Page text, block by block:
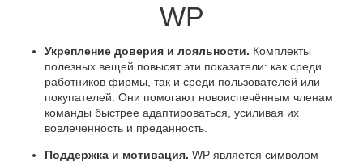
WP
Укрепление доверия и лояльности. Комплекты
полезных вещей повысят эти показатели: как среди
работников фирмы, так и среди пользователей или
покупателей. Они помогают новоиспечённым членам
команды быстрее адаптироваться, усиливая их
вовлеченность и преданность.
Поддержка и мотивация. WP является символом